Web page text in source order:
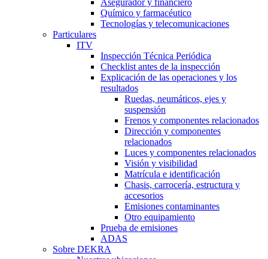
Asegurador y financiero
Químico y farmacéutico
Tecnologías y telecomunicaciones
Particulares
ITV
Inspección Técnica Periódica
Checklist antes de la inspección
Explicación de las operaciones y los
resultados
Ruedas, neumáticos, ejes y
suspensión
Frenos y componentes relacionados
Dirección y componentes
relacionados
Luces y componentes relacionados
Visión y visibilidad
Matrícula e identificación
Chasis, carrocería, estructura y
accesorios
Emisiones contaminantes
Otro equipamiento
Prueba de emisiones
ADAS
Sobre DEKRA